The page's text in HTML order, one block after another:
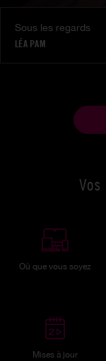
Sous les regards
LÉA PAM
Où que vous soyez
Mises à jour